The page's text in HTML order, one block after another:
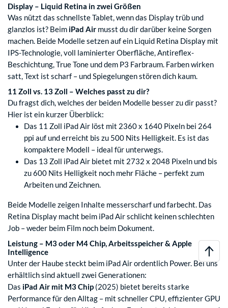
Display – Liquid Retina in zwei Größen
Was nützt das schnellste Tablet, wenn das Display trüb und
glanzlos ist? Beim iPad Air musst du dir darüber keine Sorgen
machen. Beide Modelle setzen auf ein Liquid Retina Display mit
IPS-Technologie, voll laminierter Oberfläche, Antireflex-
Beschichtung, True Tone und dem P3 Farbraum. Farben wirken
satt, Text ist scharf – und Spiegelungen stören dich kaum.
11 Zoll vs. 13 Zoll – Welches passt zu dir?
Du fragst dich, welches der beiden Modelle besser zu dir passt?
Hier ist ein kurzer Überblick:
Das 11 Zoll iPad Air löst mit 2360 x 1640 Pixeln bei 264
ppi auf und erreicht bis zu 500 Nits Helligkeit. Es ist das
kompaktere Modell – ideal für unterwegs.
Das 13 Zoll iPad Air bietet mit 2732 x 2048 Pixeln und bis
zu 600 Nits Helligkeit noch mehr Fläche – perfekt zum
Arbeiten und Zeichnen.
Beide Modelle zeigen Inhalte messerscharf und farbecht. Das
Retina Display macht beim iPad Air schlicht keinen schlechten
Job – weder beim Film noch beim Dokument.
Leistung – M3 oder M4 Chip, Arbeitsspeicher & Apple
Intelligence
Unter der Haube steckt beim iPad Air ordentlich Power. Bei uns
erhältlich sind aktuell zwei Generationen:
Das iPad Air mit M3 Chip (2025) bietet bereits starke
Performance für den Alltag – mit schneller CPU, effizienter GPU